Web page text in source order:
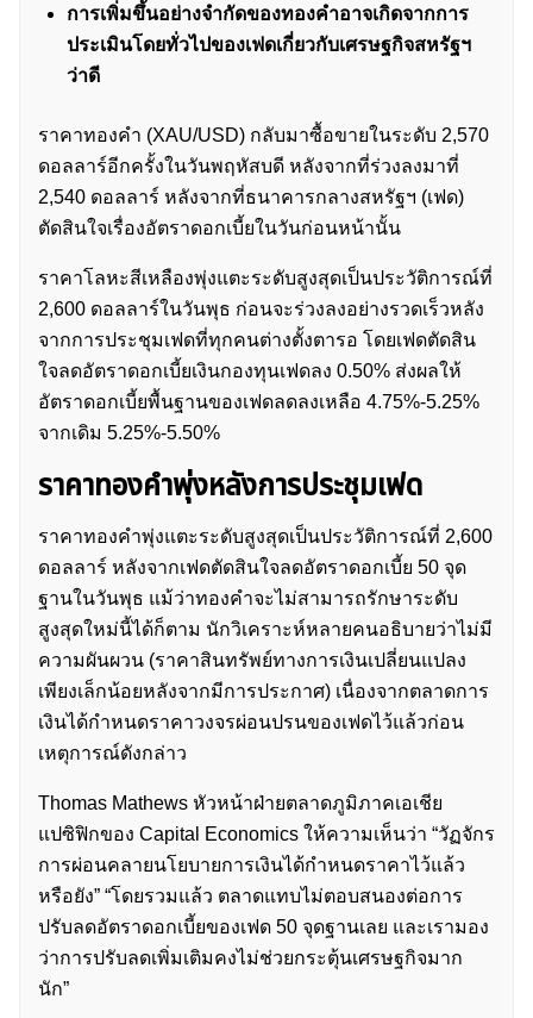
การเพิ่มขึ้นอย่างจำกัดของทองคำอาจเกิดจากการ
ประเมินโดยทั่วไปของเฟดเกี่ยวกับเศรษฐกิจสหรัฐฯ
ว่าดี
ราคาทองคำ (XAU/USD) กลับมาซื้อขายในระดับ 2,570
ดอลลาร์อีกครั้งในวันพฤหัสบดี หลังจากที่ร่วงลงมาที่
2,540 ดอลลาร์ หลังจากที่ธนาคารกลางสหรัฐฯ (เฟด)
ตัดสินใจเรื่องอัตราดอกเบี้ยในวันก่อนหน้านั้น
ราคาโลหะสีเหลืองพุ่งแตะระดับสูงสุดเป็นประวัติการณ์ที่
2,600 ดอลลาร์ในวันพุธ ก่อนจะร่วงลงอย่างรวดเร็วหลัง
จากการประชุมเฟดที่ทุกคนต่างตั้งตารอ โดยเฟดตัดสิน
ใจลดอัตราดอกเบี้ยเงินกองทุนเฟดลง 0.50% ส่งผลให้
อัตราดอกเบี้ยพื้นฐานของเฟดลดลงเหลือ 4.75%-5.25%
จากเดิม 5.25%-5.50%
ราคาทองคำพุ่งหลังการประชุมเฟด
ราคาทองคำพุ่งแตะระดับสูงสุดเป็นประวัติการณ์ที่ 2,600
ดอลลาร์ หลังจากเฟดตัดสินใจลดอัตราดอกเบี้ย 50 จุด
ฐานในวันพุธ แม้ว่าทองคำจะไม่สามารถรักษาระดับ
สูงสุดใหม่นี้ได้ก็ตาม นักวิเคราะห์หลายคนอธิบายว่าไม่มี
ความผันผวน (ราคาสินทรัพย์ทางการเงินเปลี่ยนแปลง
เพียงเล็กน้อยหลังจากมีการประกาศ) เนื่องจากตลาดการ
เงินได้กำหนดราคาวงจรผ่อนปรนของเฟดไว้แล้วก่อน
เหตุการณ์ดังกล่าว
Thomas Mathews หัวหน้าฝ่ายตลาดภูมิภาคเอเชีย
แปซิฟิกของ Capital Economics ให้ความเห็นว่า “วัฏจักร
การผ่อนคลายนโยบายการเงินได้กำหนดราคาไว้แล้ว
หรือยัง” “โดยรวมแล้ว ตลาดแทบไม่ตอบสนองต่อการ
ปรับลดอัตราดอกเบี้ยของเฟด 50 จุดฐานเลย และเรามอง
ว่าการปรับลดเพิ่มเติมคงไม่ช่วยกระตุ้นเศรษฐกิจมาก
นัก”